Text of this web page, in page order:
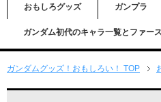
おもしろグッズ ガンプラ
ガンダム初代のキャラ一覧とファー
ガンダムグッズ！おもしろい！ TOP